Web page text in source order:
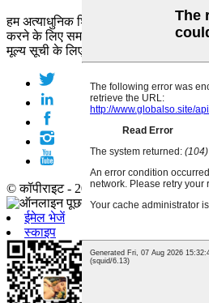
हम अत्याधुनिक शिल्प कौशल और सच्ची
करने के लिए समर्पित हैं।
मूल्य सूची के लिए पूछताछ करें
© कॉपीराइट - 2010-2019 : सर्वाधिकार
ईमेल भेजें
स्काइप